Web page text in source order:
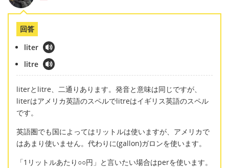
回答
liter
litre
literとlitre、二通りあります。発音と意味は同じですが、
literはアメリカ英語のスペルでlitreはイギリス英語のスペル
です。
英語圏でも国によってはリットルは使いますが、アメリカで
はあまり使いません。代わりに(gallon)ガロンを使います。
「1リットルあたり○○円」と言いたい場合はperを使います。